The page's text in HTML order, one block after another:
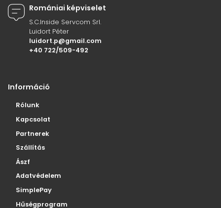
Romániai képviselet
S.C.Inside Servcom Srl.
Luidort Péter
luidort.p@gmail.com
+40 722/509-492
Információ
Rólunk
Kapcsolat
Partnerek
Szállítás
Ászf
Adatvédelem
SimplePay
Hűségprogram